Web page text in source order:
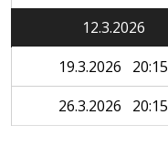
12.3.2026
19.3.2026 20:15
26.3.2026 20:15